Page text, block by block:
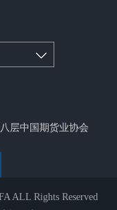
层中国期货业协会
ALL Rights Reserved